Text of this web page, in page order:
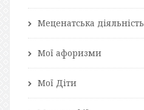
Меценатська діяльність
Мої афоризми
Мої Діти